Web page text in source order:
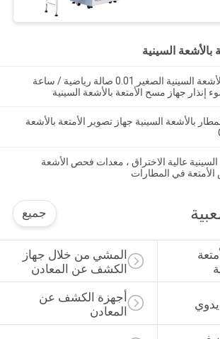
السينية
جهاز مسح الأمتعة بالأشعة السينية الصغير 0.01 صالة رياضية / ساعة
جهاز مسح الأمتعة بالأشعة السينية
المطار بالأشعة السينية جهاز تصوير الأمتعة بالأشعة
عالية الاختراق ، معدات فحص الأشعة
في المطارات
جميع
المشي من خلال جهاز
الكشف عن المعادن
أجهزة الكشف عن
المعادن